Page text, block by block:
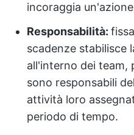
incoraggia
Responsabilità:
scadenze stabilisce
all'interno dei team,
sono responsabili
attività loro
periodo di tempo.